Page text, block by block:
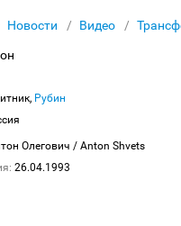
Новости Видео
Рубин
Олегович / Anton Shvets
26.04.1993